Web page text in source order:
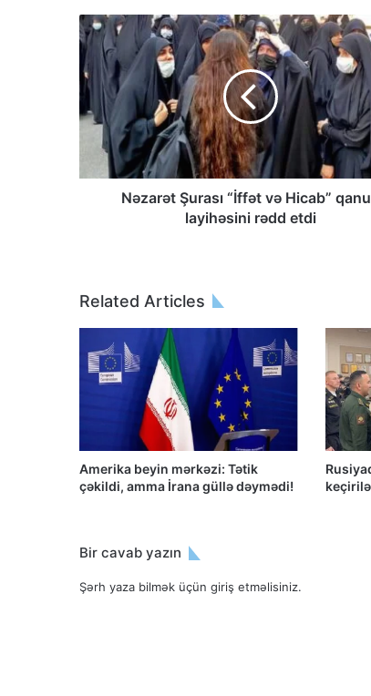
Nəzarət Şurası “İffət və Hicab”
layihəsini rədd etdi
Related Articles
Amerika beyin mərkəzi: Tətik
çəkildi, amma İrana güllə dəymədi!
Bir cavab yazın
Şərh yaza bilmək üçün giriş etməlisiniz.